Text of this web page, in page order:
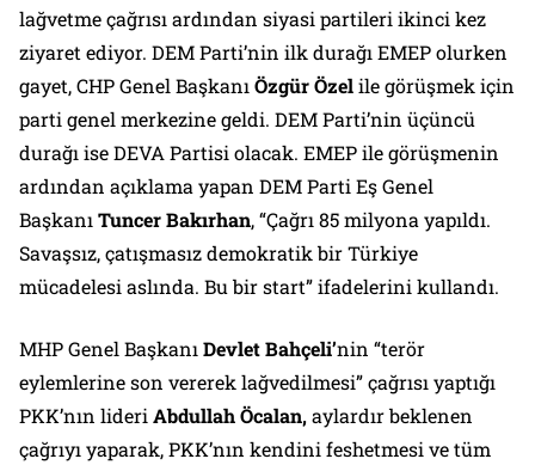
lağvetme çağrısı ardından siyasi partileri ikinci kez
ziyaret ediyor. DEM Parti’nin ilk durağı EMEP olurken
gayet, CHP Genel Başkanı Özgür Özelile görüşmek için
parti genel merkezine geldi. DEM Parti’nin üçüncü
durağı ise DEVA Partisi olacak. EMEP ile görüşmenin
ardından açıklama yapan DEM Parti Eş Genel
Başkanı Tuncer Bakırhan, “Çağrı 85 milyona yapıldı.
Savaşsız, çatışmasız demokratik bir Türkiye
mücadelesi aslında. Bu bir start” ifadelerini kullandı.
MHP Genel Başkanı Devlet Bahçeli’nin “terör
eylemlerine son vererek lağvedilmesi” çağrısı yaptığı
PKK’nın lideri Abdullah Öcalan,aylardır beklenen
çağrıyı yaparak, PKK’nın kendini feshetmesi ve tüm